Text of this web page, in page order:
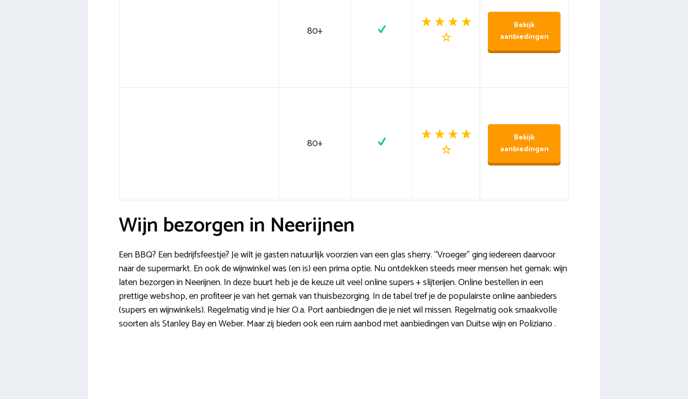
80+
Bekijk
aanbiedingen
80+
Bekijk
aanbiedingen
Wijn bezorgen in Neerijnen
Een BBQ? Een bedrijfsfeestje? Je wilt je gasten natuurlijk voorzien van een glas sherry. “Vroeger” ging iedereen daarvoor
naar de supermarkt. En ook de wijnwinkel was (en is) een prima optie. Nu ontdekken steeds meer mensen het gemak: wijn
laten bezorgen in Neerijnen. In deze buurt heb je de keuze uit veel online supers + slijterijen. Online bestellen in een
prettige webshop, en profiteer je van het gemak van thuisbezorging. In de tabel tref je de populairste online aanbieders
(supers en wijnwinkels). Regelmatig vind je hier O.a. Port aanbiedingen die je niet wil missen. Regelmatig ook smaakvolle
soorten als Stanley Bay en Weber. Maar zij bieden ook een ruim aanbod met aanbiedingen van Duitse wijn en Poliziano .